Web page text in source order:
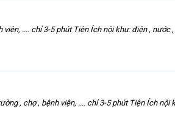
.... chỉ 3-5 phút Tiện Ích nội khu: điện , nước
, chợ , bệnh viện, .... chỉ 3-5 phút Tiện Ích nội